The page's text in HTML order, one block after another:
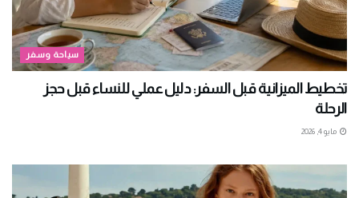
سياحة وسفر
تخطيط الميزانية قبل السفر: دليل عملي للنساء قبل حجز
الرحلة
مايو 4, 2026